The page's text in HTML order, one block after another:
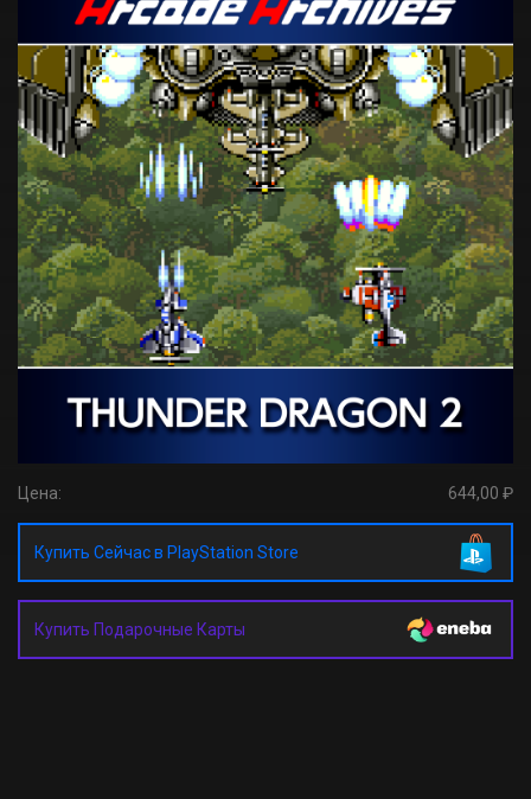
Цена: 644,00 ₽
Купить Сейчас в PlayStation Store
Купить Подарочные Карты